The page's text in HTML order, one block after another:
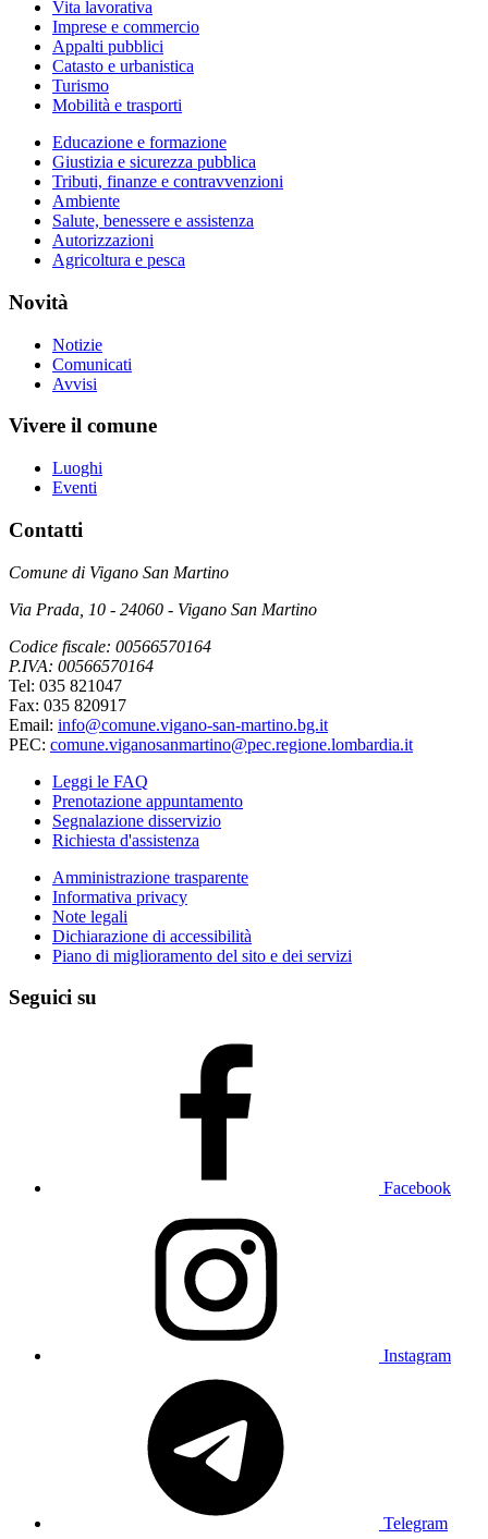
Vita lavorativa
Imprese e commercio
Appalti pubblici
Catasto e urbanistica
Turismo
Mobilità e trasporti
Educazione e formazione
Giustizia e sicurezza pubblica
Tributi, finanze e contravvenzioni
Ambiente
Salute, benessere e assistenza
Autorizzazioni
Agricoltura e pesca
Novità
Notizie
Comunicati
Avvisi
Vivere il comune
Luoghi
Eventi
Contatti
Comune di Vigano San Martino
Via Prada, 10 - 24060 - Vigano San Martino
Codice fiscale: 00566570164
P.IVA: 00566570164
Tel: 035 821047
Fax: 035 820917
Email: info@comune.vigano-san-martino.bg.it
PEC: comune.viganosanmartino@pec.regione.lombardia.it
Leggi le FAQ
Prenotazione appuntamento
Segnalazione disservizio
Richiesta d'assistenza
Amministrazione trasparente
Informativa privacy
Note legali
Dichiarazione di accessibilità
Piano di miglioramento del sito e dei servizi
Seguici su
Facebook
Instagram
Telegram